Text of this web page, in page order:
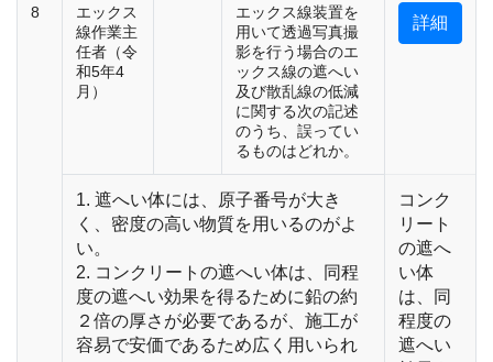
8
エックス
線作業主
任者（令
和5年4
月）
エックス線装置を
用いて透過写真撮
影を行う場合のエ
ックス線の遮へい
及び散乱線の低減
に関する次の記述
のうち、誤ってい
るものはどれか。
詳細
1. 遮へい体には、原子番号が大き
く、密度の高い物質を用いるのがよ
い。
2. コンクリートの遮へい体は、同程
度の遮へい効果を得るために鉛の約
２倍の厚さが必要であるが、施工が
容易で安価であるため広く用いられ
コンク
リート
の遮へ
い体
は、同
程度の
遮へい